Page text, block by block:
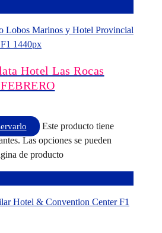
Hotel Las Rocas
Este producto tiene
Las opciones se pueden
de producto